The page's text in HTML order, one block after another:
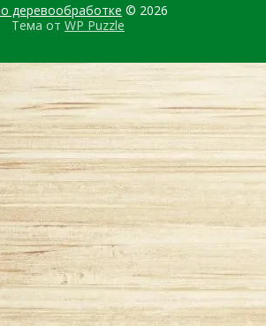
деревообработке © 2026
Тема от WP Puzzle